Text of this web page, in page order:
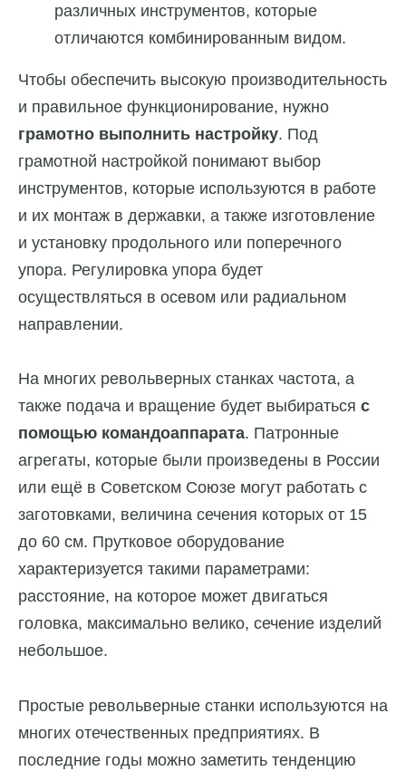
различных инструментов, которые
отличаются комбинированным видом.
Чтобы обеспечить высокую производительность
и правильное функционирование, нужно
грамотно выполнить настройку. Под
грамотной настройкой понимают выбор
инструментов, которые используются в работе
и их монтаж в державки, а также изготовление
и установку продольного или поперечного
упора. Регулировка упора будет
осуществляться в осевом или радиальном
направлении.
На многих револьверных станках частота, а
также подача и вращение будет выбираться с
помощью командоаппарата. Патронные
агрегаты, которые были произведены в России
или ещё в Советском Союзе могут работать с
заготовками, величина сечения которых от 15
до 60 см. Прутковое оборудование
характеризуется такими параметрами:
расстояние, на которое может двигаться
головка, максимально велико, сечение изделий
небольшое.
Простые револьверные станки используются на
многих отечественных предприятиях. В
последние годы можно заметить тенденцию